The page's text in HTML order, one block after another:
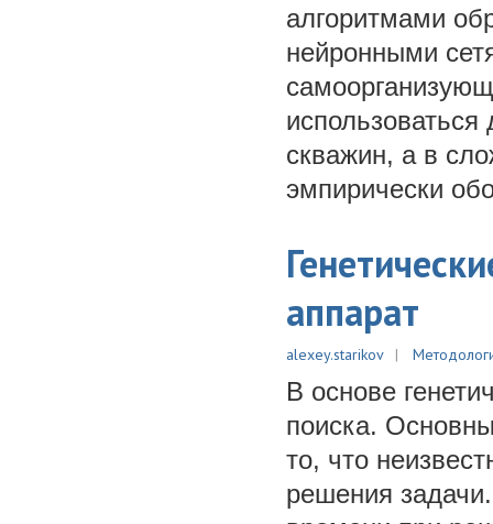
алгоритмами
нейронными
использоваться
скважин, а в
эмпирически
аппарат
alexey.starikov
В основе
поиска.
то, что
решения